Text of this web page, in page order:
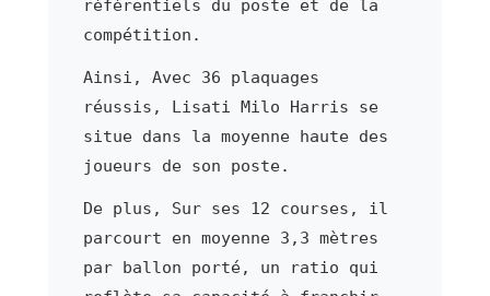
référentiels du poste et de la
compétition.
Ainsi, Avec 36 plaquages
réussis, Lisati Milo Harris se
situe dans la moyenne haute des
joueurs de son poste.
De plus, Sur ses 12 courses, il
parcourt en moyenne 3,3 mètres
par ballon porté, un ratio qui